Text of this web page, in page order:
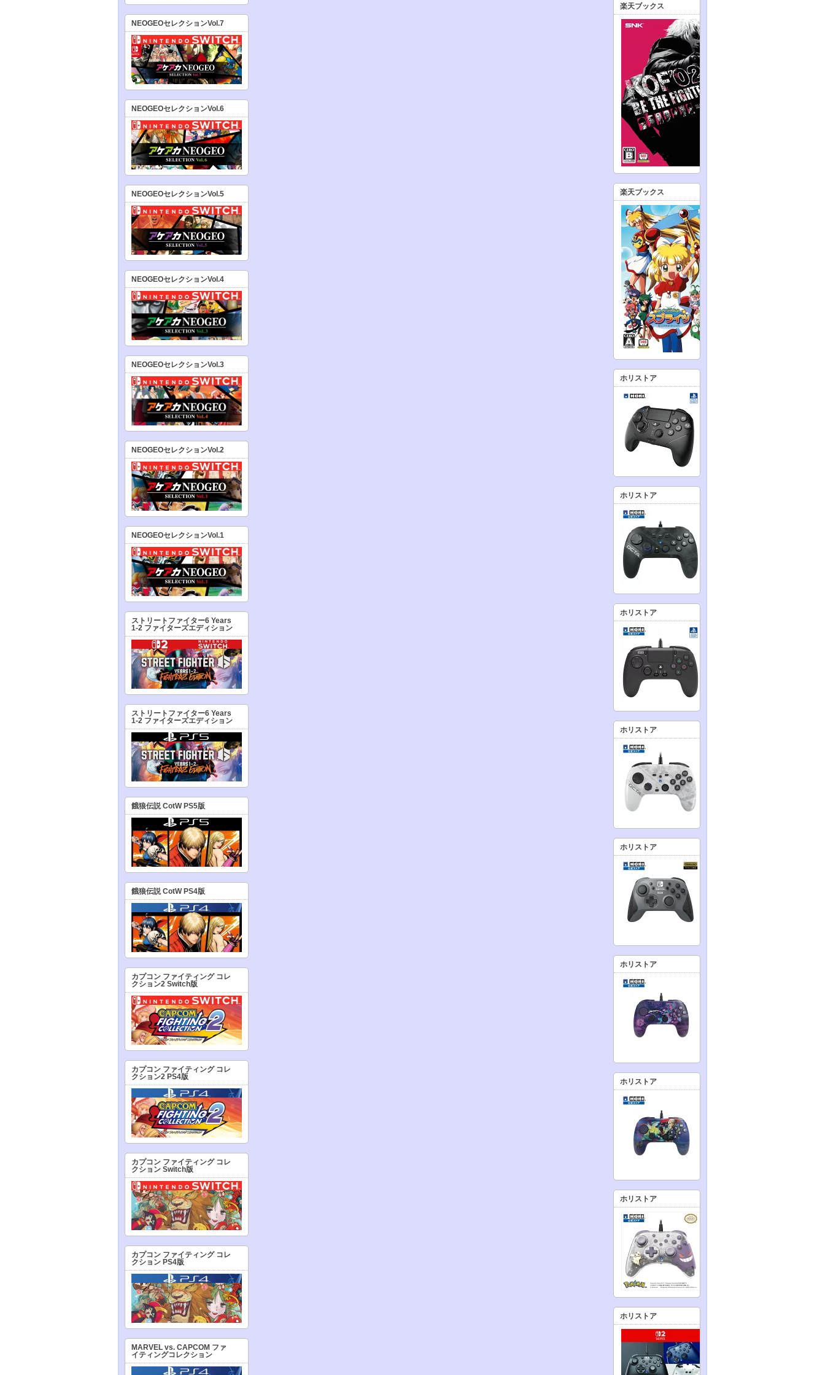
NEOGEOセレクションVol.7
NEOGEOセレクションVol.6
NEOGEOセレクションVol.5
NEOGEOセレクションVol.4
NEOGEOセレクションVol.3
NEOGEOセレクションVol.2
NEOGEOセレクションVol.1
ストリートファイター6 Years
1-2 ファイターズエディション
ストリートファイター6 Years
1-2 ファイターズエディション
餓狼伝説 CotW PS5版
餓狼伝説 CotW PS4版
カプコン ファイティング コレ
クション2 Switch版
カプコン ファイティング コレ
クション2 PS4版
カプコン ファイティング コレ
クション Switch版
カプコン ファイティング コレ
クション PS4版
MARVEL vs. CAPCOM ファ
イティングコレクション
楽天ブックス
楽天ブックス
ホリストア
ホリストア
ホリストア
ホリストア
ホリストア
ホリストア
ホリストア
ホリストア
ホリストア